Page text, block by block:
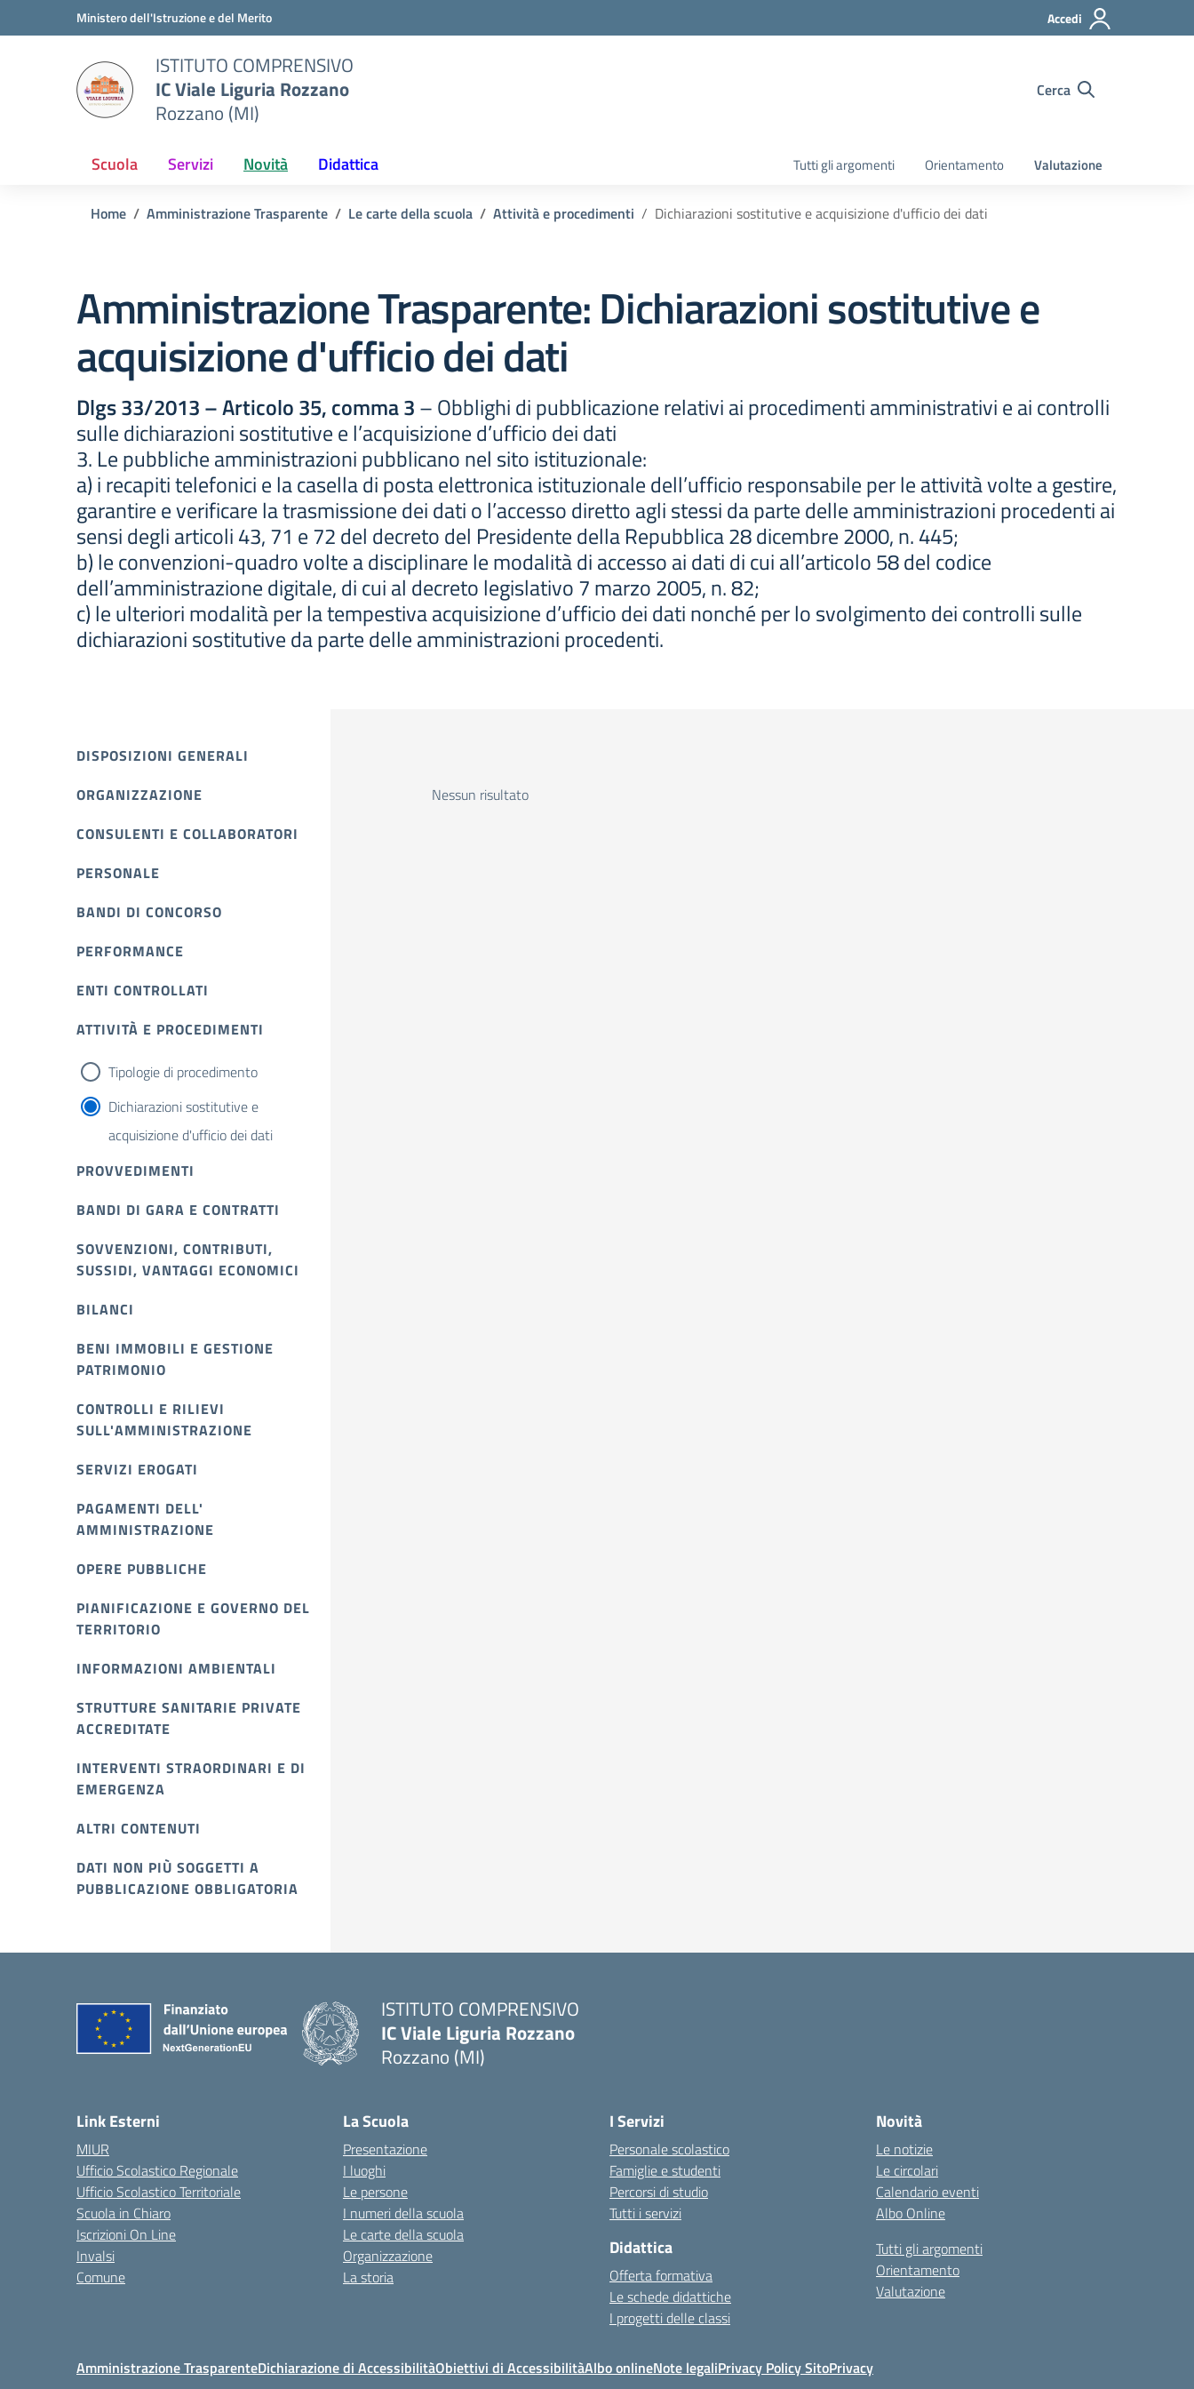
Vai ai contenuti
Vai al menu di navigazioneMinistero dell'Istruzione e del Merito Accedi
ISTITUTO COMPRENSIVO
IC Viale Liguria Rozzano
Rozzano (MI)
Cerca
Scuola Servizi Novità Didattica Tutti gli argomenti Orientamento Valutazione
Home Amministrazione Trasparente Le carte della scuola Attività e procedimenti Dichiarazioni sostitutive e acquisizione d'ufficio dei dati
Amministrazione Trasparente:Dichiarazioni sostitutive e
acquisizione d'ufficio dei dati
Dlgs 33/2013 – Articolo 35, comma 3– Obblighi di pubblicazione relativi ai procedimenti amministrativi e ai controlli
sulle dichiarazioni sostitutive e l’acquisizione d’ufficio dei dati
3. Le pubbliche amministrazioni pubblicano nel sito istituzionale:
a) i recapiti telefonici e la casella di posta elettronica istituzionale dell’ufficio responsabile per le attività volte a gestire,
garantire e verificare la trasmissione dei dati o l’accesso diretto agli stessi da parte delle amministrazioni procedenti ai
sensi degli articoli 43, 71 e 72 del decreto del Presidente della Repubblica 28 dicembre 2000, n. 445;
b) le convenzioni-quadro volte a disciplinare le modalità di accesso ai dati di cui all’articolo 58 del codice
dell’amministrazione digitale, di cui al decreto legislativo 7 marzo 2005, n. 82;
c) le ulteriori modalità per la tempestiva acquisizione d’ufficio dei dati nonché per lo svolgimento dei controlli sulle
dichiarazioni sostitutive da parte delle amministrazioni procedenti.
DISPOSIZIONI GENERALI
ORGANIZZAZIONE
CONSULENTI E COLLABORATORI
PERSONALE
BANDI DI CONCORSO
PERFORMANCE
ENTI CONTROLLATI
ATTIVITÀ E PROCEDIMENTI
Tipologie di procedimento
Dichiarazioni sostitutive e
acquisizione d'ufficio dei dati
PROVVEDIMENTI
BANDI DI GARA E CONTRATTI
SOVVENZIONI, CONTRIBUTI,
SUSSIDI, VANTAGGI ECONOMICI
BILANCI
BENI IMMOBILI E GESTIONE
PATRIMONIO
CONTROLLI E RILIEVI
SULL'AMMINISTRAZIONE
SERVIZI EROGATI
PAGAMENTI DELL'
AMMINISTRAZIONE
OPERE PUBBLICHE
PIANIFICAZIONE E GOVERNO DEL
TERRITORIO
INFORMAZIONI AMBIENTALI
STRUTTURE SANITARIE PRIVATE
ACCREDITATE
INTERVENTI STRAORDINARI E DI
EMERGENZA
ALTRI CONTENUTI
DATI NON PIÙ SOGGETTI A
PUBBLICAZIONE OBBLIGATORIA
Nessun risultato
ISTITUTO COMPRENSIVO
IC Viale Liguria Rozzano
Rozzano (MI)
Link Esterni
MIUR
Ufficio Scolastico Regionale
Ufficio Scolastico Territoriale
Scuola in Chiaro
Iscrizioni On Line
Invalsi
Comune
La Scuola
Presentazione
I luoghi
Le persone
I numeri della scuola
Le carte della scuola
Organizzazione
La storia
I Servizi
Personale scolastico
Famiglie e studenti
Percorsi di studio
Tutti i servizi
Didattica
Offerta formativa
Le schede didattiche
I progetti delle classi
Novità
Le notizie
Le circolari
Calendario eventi
Albo Online
Tutti gli argomenti
Orientamento
Valutazione
Amministrazione TrasparenteDichiarazione di AccessibilitàObiettivi di AccessibilitàAlbo onlineNote legaliPrivacy Policy SitoPrivacy